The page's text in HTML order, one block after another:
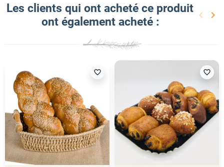
Les clients qui ont acheté ce produit
ont également acheté :
keyboard_arrow_left keyboard_arrow_right
favorite_border favorite_border